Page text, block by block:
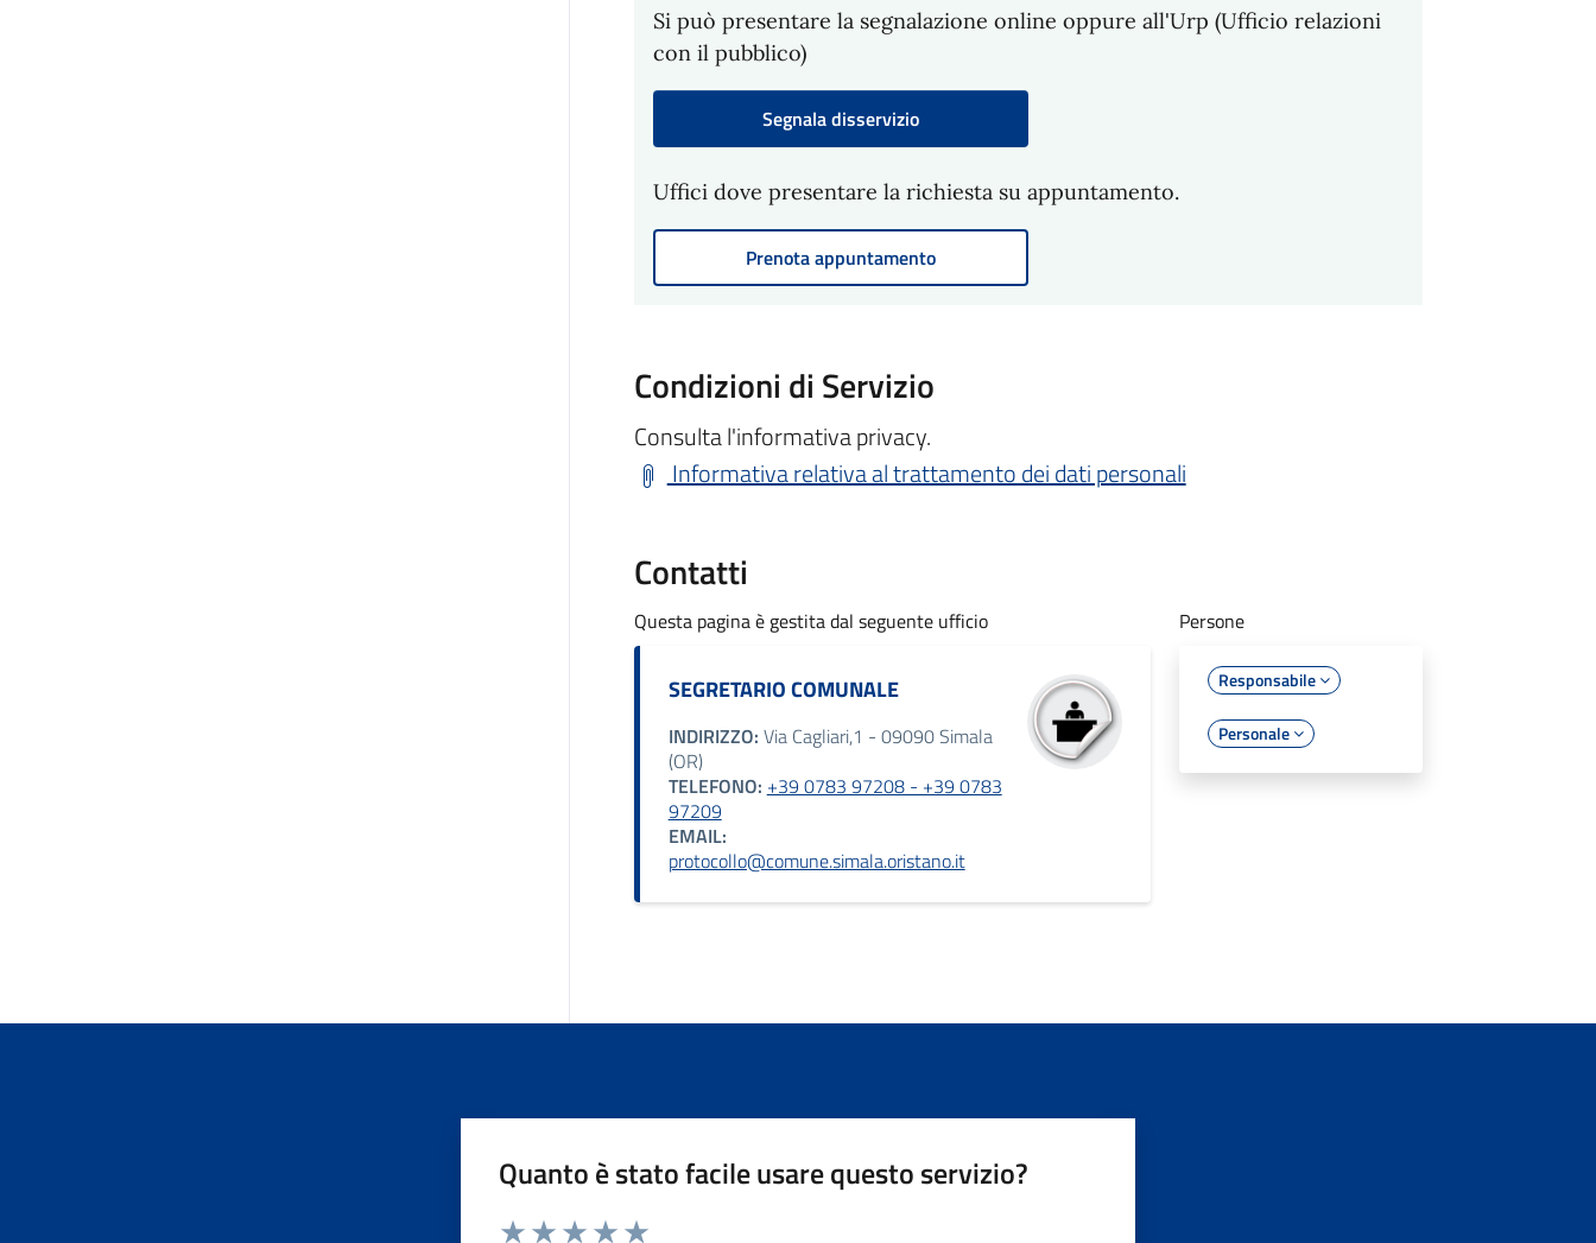
Si può presentare la segnalazione online oppure all'Urp (Ufficio relazioni
con il pubblico)
Segnala disservizio
Uffici dove presentare la richiesta su appuntamento.
Prenota appuntamento
Condizioni di Servizio
Consulta l'informativa privacy.
Informativa relativa al trattamento dei dati personali
Contatti
Questa pagina è gestita dal seguente ufficio
SEGRETARIO COMUNALE
INDIRIZZO: Via Cagliari,1 - 09090 Simala
(OR)
TELEFONO: +39 0783 97208 - +39 0783
97209
EMAIL:
protocollo@comune.simala.oristano.it
Persone
Responsabile
Personale
Quanto è stato facile usare questo servizio?
Valuta da 1 a 5 stelle la pagina